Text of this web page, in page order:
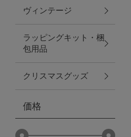
その他
紅茶・フード
ヴィンテージ
ラッピングキット・梱
包用品
クリスマスグッズ
価格